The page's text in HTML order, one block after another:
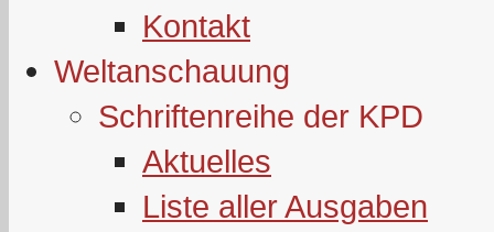
Kontakt
Weltanschauung
Schriftenreihe der KPD
Aktuelles
Liste aller Ausgaben